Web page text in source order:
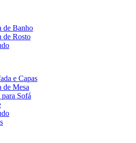
de Banho
de Rosto
e Capas
de Mesa
Sofá